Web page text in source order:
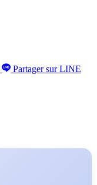
Partager sur LINE